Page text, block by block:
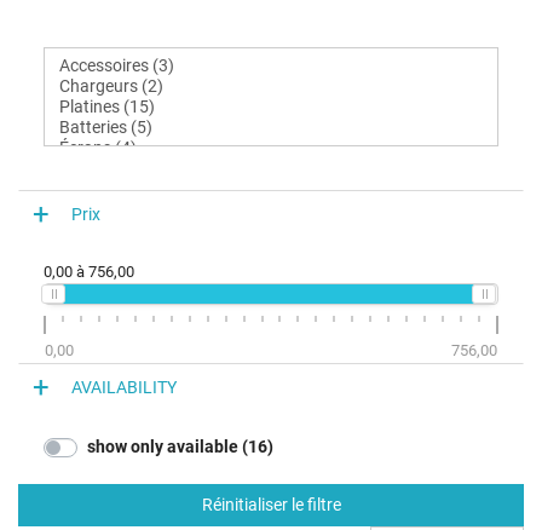
Prix
0,00 à 756,00
0,00 756,00
AVAILABILITY
show only available (16)
Réinitialiser le filtre